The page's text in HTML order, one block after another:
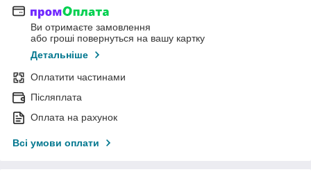
Ви отримаєте замовлення
або гроші повернуться на вашу картку
Детальніше
Оплатити частинами
Післяплата
Оплата на рахунок
Всі умови оплати